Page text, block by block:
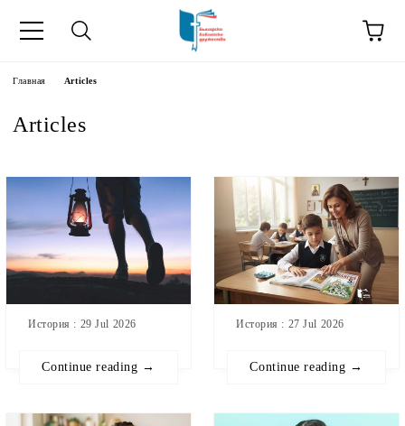
как
русский как
Главная Articles
Articles
История : 29 Jul 2026
Continue reading →
История : 27 Jul 2026
Continue reading →